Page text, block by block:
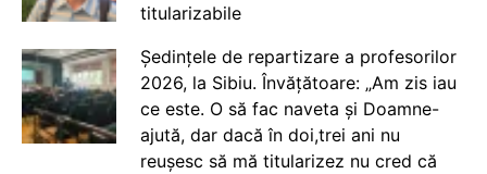
titularizabile
Ședințele de repartizare a profesorilor
2026, la Sibiu. Învățătoare: „Am zis iau
ce este. O să fac naveta și Doamne-
ajută, dar dacă în doi,trei ani nu
reușesc să mă titularizez nu cred că